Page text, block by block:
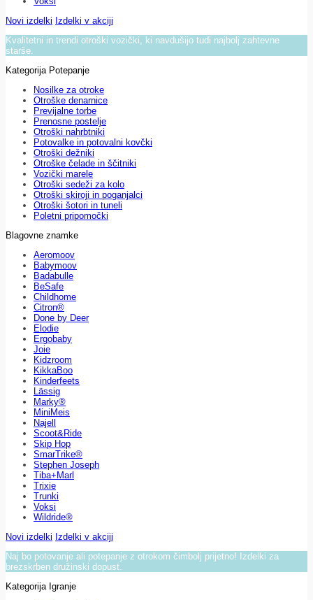
Novi izdelki Izdelki v akciji
Kvalitetni in trendi otroški vozički, ki navdušijo tudi najbolj zahtevne
starše.
Kategorija Potepanje
Nosilke za otroke
Otroške denarnice
Previjalne torbe
Prenosne postelje
Otroški nahrbtniki
Potovalke in potovalni kovčki
Otroški dežniki
Otroške čelade in ščitniki
Vozički marele
Otroški sedeži za kolo
Otroški skiroji in poganjalci
Otroški šotori in tuneli
Poletni pripomočki
Blagovne znamke
Aeromoov
Babymoov
Badabulle
BeSafe
Childhome
Citron®
Done by Deer
Elodie
Ergobaby
Joie
Kidzroom
KikkaBoo
Kinderfeets
Lässig
Marky®
MiniMeis
Najell
Scoot&Ride
Skip Hop
SmarTrike®
Stephen Joseph
Tiba+Marl
Trixie
Trunki
Voksi
Wildride®
Novi izdelki Izdelki v akciji
Naj bo potovanje ali potepanje z otrokom čimbolj prijetno! Izdelki za
brezskrben družinski dopust.
Kategorija Igranje